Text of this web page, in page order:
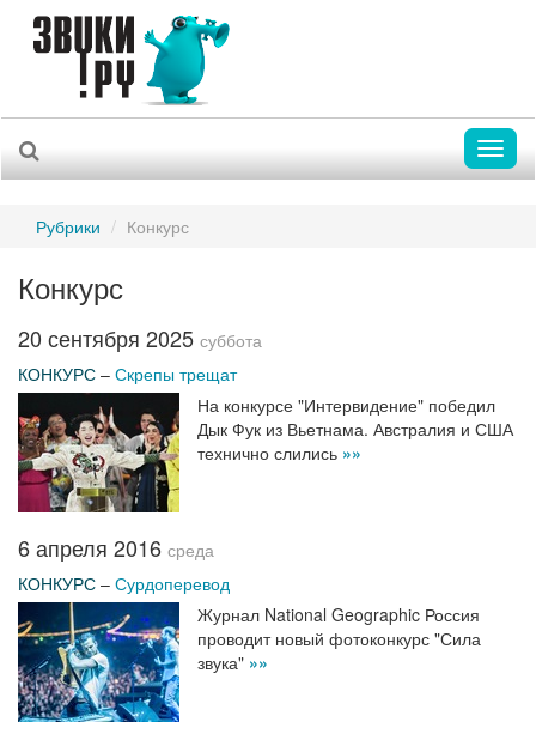
Рубрики Конкурс
Конкурс
20 сентября 2025 суббота
КОНКУРС – Скрепы трещат
На конкурсе "Интервидение" победил
Дык Фук из Вьетнама. Австралия и США
технично слились »»
6 апреля 2016 среда
КОНКУРС – Сурдоперевод
Журнал National Geographic Россия
проводит новый фотоконкурс "Сила
звука" »»